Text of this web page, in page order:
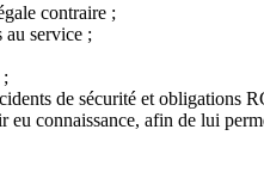
contraire ;
au service ;
de sécurité et obligations
connaissance, afin de lui